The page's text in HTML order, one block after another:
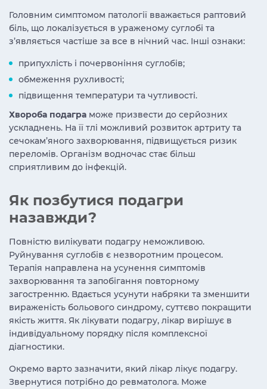
Головним симптомом патології вважається раптовий
біль, що локалізується в ураженому суглобі та
з’являється частіше за все в нічний час. Інші ознаки:
припухлість і почервоніння суглобів;
обмеження рухливості;
підвищення температури та чутливості.
Хвороба подагра може призвести до серйозних
ускладнень. На її тлі можливий розвиток артриту та
сечокам’яного захворювання, підвищується ризик
переломів. Організм водночас стає більш
сприятливим до інфекцій.
Як позбутися подагри
назавжди?
Повністю вилікувати подагру неможливою.
Руйнування суглобів є незворотним процесом.
Терапія направлена на усунення симптомів
захворювання та запобігання повторному
загостренню. Вдається усунути набряки та зменшити
вираженість больового синдрому, суттєво покращити
якість життя. Як лікувати подагру, лікар вирішує в
індивідуальному порядку після комплексної
діагностики.
Окремо варто зазначити, який лікар лікує подагру.
Звернутися потрібно до ревматолога. Може